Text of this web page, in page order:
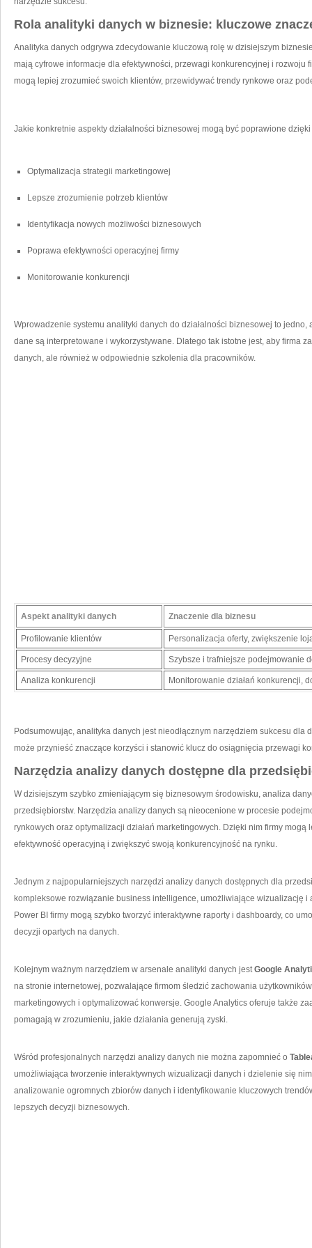
Rola analityki danych w biznesie: kluczowe
Analityka ⁢danych odgrywa zdecydowanie kluczową rolę w dzisiejszym
mają cyfrowe informacje dla efektywności, przewagi konkurencyjnej i rozwoju
mogą lepiej zrozumieć swoich klientów, przewidywać trendy rynkowe‌ oraz
Jakie konkretnie aspekty działalności biznesowej mogą być poprawione
Optymalizacja strategii marketingowej
Lepsze zrozumienie potrzeb klientów
Identyfikacja nowych możliwości​ biznesowych
Poprawa efektywności operacyjnej firmy
Monitorowanie konkurencji
Wprowadzenie systemu analityki danych ‍do działalności biznesowej to
dane ‌są interpretowane i wykorzystywane. Dlatego tak istotne jest, aby firma
danych, ale również w odpowiednie szkolenia dla pracowników.
Aspekt analityki danych Znaczenie dla biznesu
Profilowanie klientów Personalizacja oferty,⁣ zwiększenie
Procesy decyzyjne Szybsze i trafniejsze podejmowanie
Analiza konkurencji Monitorowanie działań konkurencji,
Podsumowując,‌ analityka danych jest nieodłącznym narzędziem sukcesu dla
może przynieść znaczące korzyści i stanowić klucz do osiągnięcia przewagi
Narzędzia analizy danych dostępne dla
W dzisiejszym szybko zmieniającym się biznesowym środowisku, analiza
przedsiębiorstw. ⁢Narzędzia analizy danych są nieocenione w procesie
rynkowych oraz optymalizacji działań marketingowych. Dzięki nim firmy
efektywność operacyjną i zwiększyć swoją‍ konkurencyjność na rynku.
Jednym z ⁤najpopularniejszych narzędzi analizy danych dostępnych dla
kompleksowe rozwiązanie business intelligence,​ umożliwiające wizualizację
Power BI firmy mogą szybko tworzyć interaktywne raporty​ i dashboardy, co
decyzji opartych na danych.
Kolejnym ważnym narzędziem w arsenale analityki danych jestGoogle
⁤na stronie ⁢internetowej, pozwalające firmom śledzić zachowania
marketingowych⁣ i optymalizować konwersje. ​Google Analytics oferuje także
pomagają w zrozumieniu, jakie działania generują zyski.
Wśród profesjonalnych narzędzi analizy danych nie można⁢ zapomnieć o
umożliwiająca tworzenie⁢ interaktywnych wizualizacji danych i dzielenie​ się
analizowanie ogromnych ⁢zbiorów danych i identyfikowanie kluczowych
lepszych decyzji ‌biznesowych.